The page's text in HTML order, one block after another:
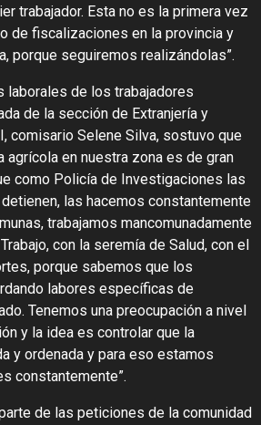
trabajador. Esta no es la primera vez
de fiscalizaciones en la provincia y
porque seguiremos realizándolas”.
laborales de los trabajadores
de la sección de Extranjería y
comisario Selene Silva, sostuvo que
agrícola en nuestra zona es de gran
como Policía de Investigaciones las
las hacemos constantemente
trabajamos mancomunadamente
con la seremía de Salud, con el
porque sabemos que los
labores específicas de
Tenemos una preocupación a nivel
y la idea es controlar que la
y ordenada y para eso estamos
constantemente”.
de las peticiones de la comunidad